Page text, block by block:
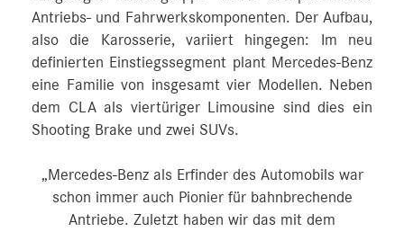
Antriebs- und Fahrwerkskomponenten. Der Aufbau,
also die Karosserie, variiert hingegen: Im neu
definierten Einstiegssegment plant Mercedes-Benz
eine Familie von insgesamt vier Modellen. Neben
dem CLA als viertüriger Limousine sind dies ein
Shooting Brake und zwei SUVs.
„Mercedes-Benz als Erfinder des Automobils war
schon immer auch Pionier für bahnbrechende
Antriebe. Zuletzt haben wir das mit dem